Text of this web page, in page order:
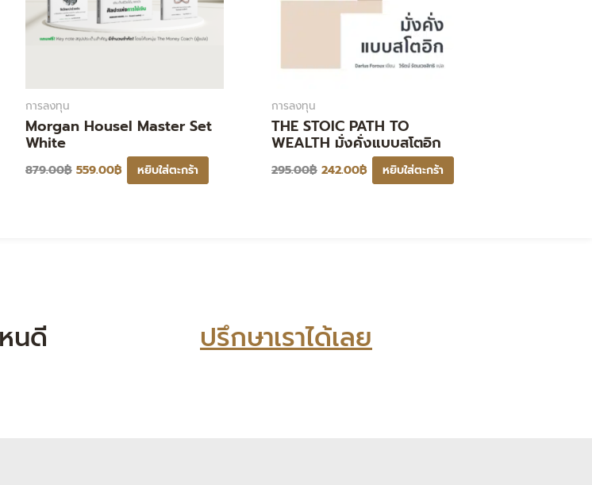
การลงทุน
Morgan Housel Master Set
White
879.00฿ 559.00฿ หยิบใส่ตะกร้า
การลงทุน
THE STOIC PATH TO
WEALTH มั่งคั่งแบบสโตอิก
295.00฿ 242.00฿ หยิบใส่ตะกร้า
นดี ปรึกษาเราได้เลย